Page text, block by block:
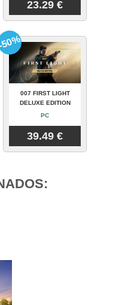
23.29 €
007 FIRST LIGHT
DELUXE EDITION
PC
39.49 €